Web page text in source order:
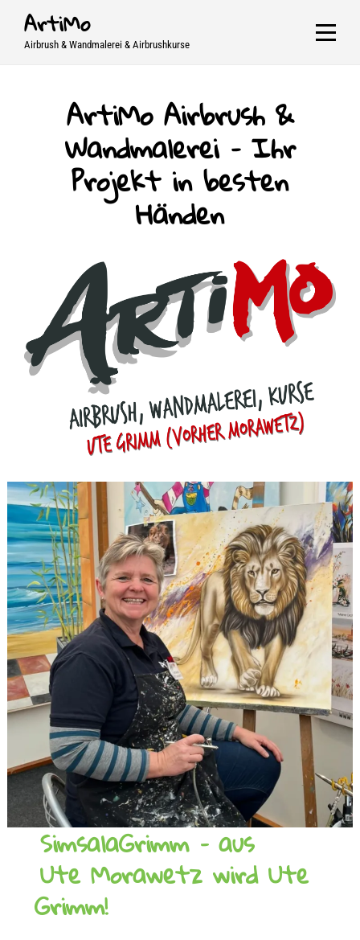
SkipArtiMo
Airbrush & Wandmalerei & Airbrushkurse
ArtiMo Airbrush &
Wandmalerei – Ihr
Projekt in besten
Händen
SimsalaGrimm – aus
Ute Morawetz wird Ute
Grimm!